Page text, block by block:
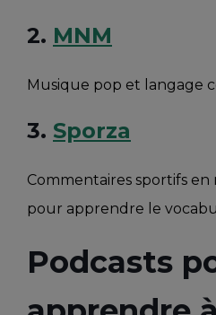
2. MNM
Musique pop et langage
3. Sporza
Commentaires sportifs en
pour apprendre le
Podcasts